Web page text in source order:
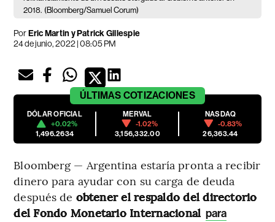
2018. (Bloomberg/Samuel Corum)
PorEric Martin y Patrick Gillespie
24 de junio, 2022 | 08:05 PM
ÚLTIMAS COTIZACIONES
DÓLAR OFICIAL
+0.02%
1,496.2634
MERVAL
-1.02%
3,156,332.00
NASDAQ
-0.83%
26,363.44
Bloomberg — Argentina estaría pronta a recibir
dinero para ayudar con su carga de deuda
después de obtener el respaldo del directorio
del Fondo Monetario Internacional para